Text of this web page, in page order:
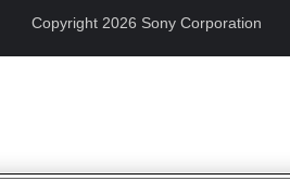
Copyright 2026 Sony Corporation